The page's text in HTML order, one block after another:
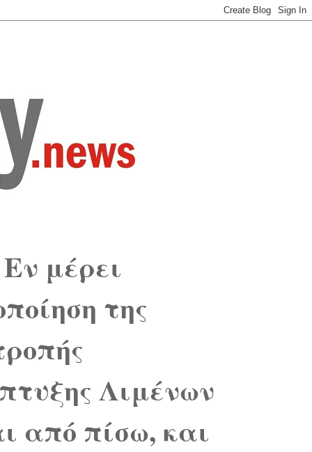
μέρει
της
Λιμένων
από πίσω, και